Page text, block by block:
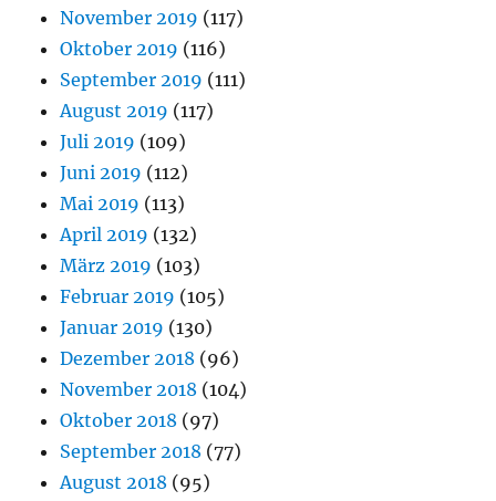
November 2019 (117)
Oktober 2019 (116)
September 2019 (111)
August 2019 (117)
Juli 2019 (109)
Juni 2019 (112)
Mai 2019 (113)
April 2019 (132)
März 2019 (103)
Februar 2019 (105)
Januar 2019 (130)
Dezember 2018 (96)
November 2018 (104)
Oktober 2018 (97)
September 2018 (77)
August 2018 (95)